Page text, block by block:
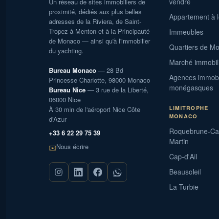
proximité, dédiés aux plus belles
adresses de la Riviera, de Saint-
Tropez à Menton et à la Principauté
de Monaco — ainsi qu'à l'immobilier
du yachting.
Bureau Monaco — 28 Bd
Princesse Charlotte, 98000 Monaco
Bureau Nice — 3 rue de la Liberté,
06000 Nice
À 30 min de l'aéroport Nice Côte
d'Azur
+33 6 22 29 75 39
✉️Nous écrire
Appartement à
Immeubles
Quartiers de
Marché
Agences
monégasques
LIMITROPHE
MONACO
Roquebrune-
Martin
Cap-d'Ail
Beausoleil
La Turbie